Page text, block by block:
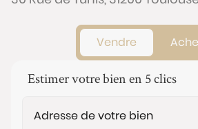
Vendre
Estimer votre bien en 5 clics